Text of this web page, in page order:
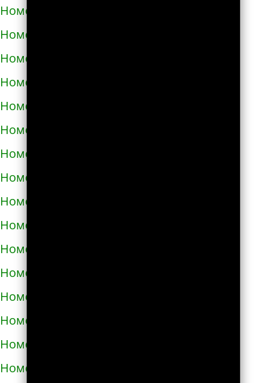
Номера телефонов такси в Днепре
Номера телефонов такси в Долине
Номера телефонов такси в Дрогобыче
Номера телефонов такси в Дублянах
Номера телефонов такси в Дубно
Номера телефонов такси в Дунаевцах
Номера телефонов такси в Жашкове
Номера телефонов такси в Жёлтых водах
Номера телефонов такси в Жидачове
Номера телефонов такси в Житомире
Номера телефонов такси в Жмеринке
Номера телефонов такси в Жолкве
Номера телефонов такси в Запорожье
Номера телефонов такси в Збараже
Номера телефонов такси в Звенигородке
Номера телефонов такси в Здолбунове